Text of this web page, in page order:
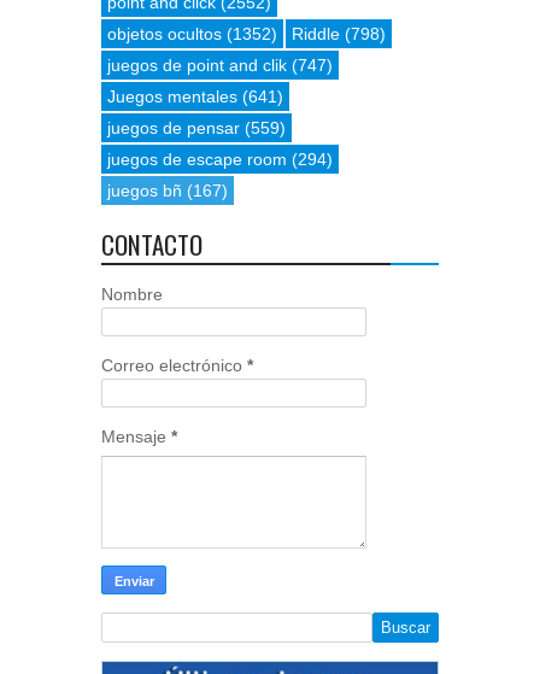
objetos ocultos (1352) Riddle (798)
juegos de point and clik (747)
Juegos mentales (641)
juegos de pensar (559)
juegos de escape room (294)
juegos bñ (167)
CONTACTO
Nombre
Correo electrónico *
Mensaje *